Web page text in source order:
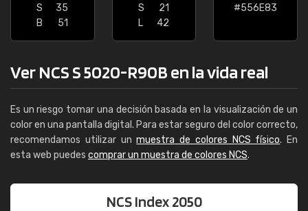
S
35
B
51
S
21
L
42
#556E83
Ver NCS S 5020-R90B en la vida real
Es un riesgo tomar una decisión basada en la visualización de un
color en una pantalla digital. Para estar seguro del color correcto,
recomendamos utilizar unmuestra de colores NCS físico. En
esta web puedes comprar un muestra de colores NCS.
NCS Index 2050